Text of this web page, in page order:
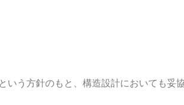
いう方針のもと、構造設計においても妥